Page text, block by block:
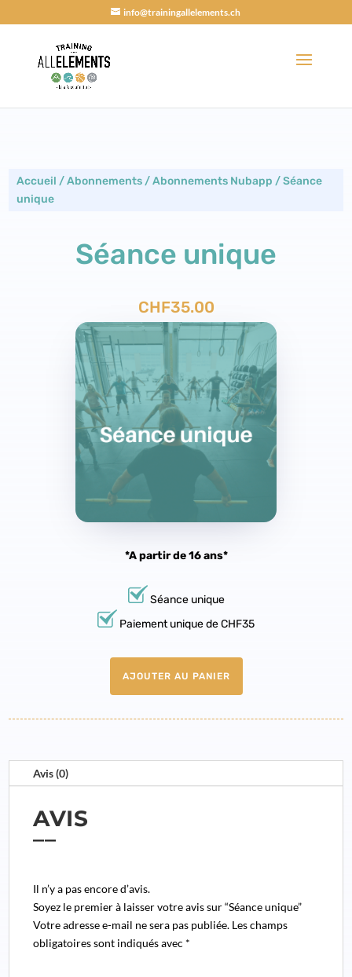
info@trainingallelements.ch
Accueil /Abonnements /Abonnements Nubapp /Séance
unique
Séance unique
CHF35.00
*A partir de 16 ans*
Séance unique
Paiement unique de CHF35
AJOUTER AU PANIER
Avis (0)
AVIS
Il n’y a pas encore d’avis.
Soyez le premier à laisser votre avis sur “Séance unique”
Votre adresse e-mail ne sera pas publiée. Les champs
obligatoires sont indiqués avec *